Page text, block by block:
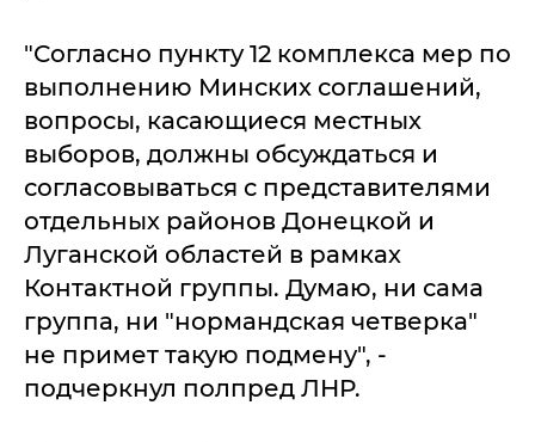
"Согласно пункту 12 комплекса мер по
выполнению Минских соглашений,
вопросы, касающиеся местных
выборов, должны обсуждаться и
согласовываться с представителями
отдельных районов Донецкой и
Луганской областей в рамках
Контактной группы. Думаю, ни сама
группа, ни "нормандская четверка"
не примет такую подмену", -
подчеркнул полпред ЛНР.